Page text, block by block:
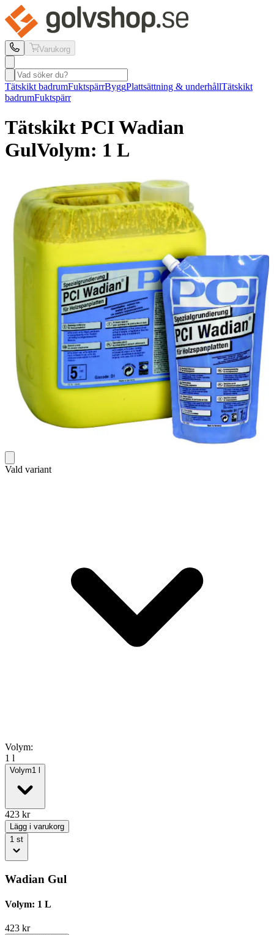
Varukorg
Tätskikt badrumFuktspärrByggPlattsättning & underhållTätskikt
badrumFuktspärr
Tätskikt PCIWadian
GulVolym: 1 L
Vald variant
Volym:
1 l
Volym1
423 kr
Lägg i varukorg
1 st
Wadian Gul
Volym: 1 L
423 kr